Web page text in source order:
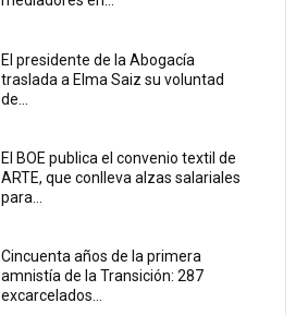
El presidente de la Abogacía
traslada a Elma Saiz su voluntad
de...
El BOE publica el convenio textil de
ARTE, que conlleva alzas salariales
para...
Cincuenta años de la primera
amnistía de la Transición: 287
excarcelados...